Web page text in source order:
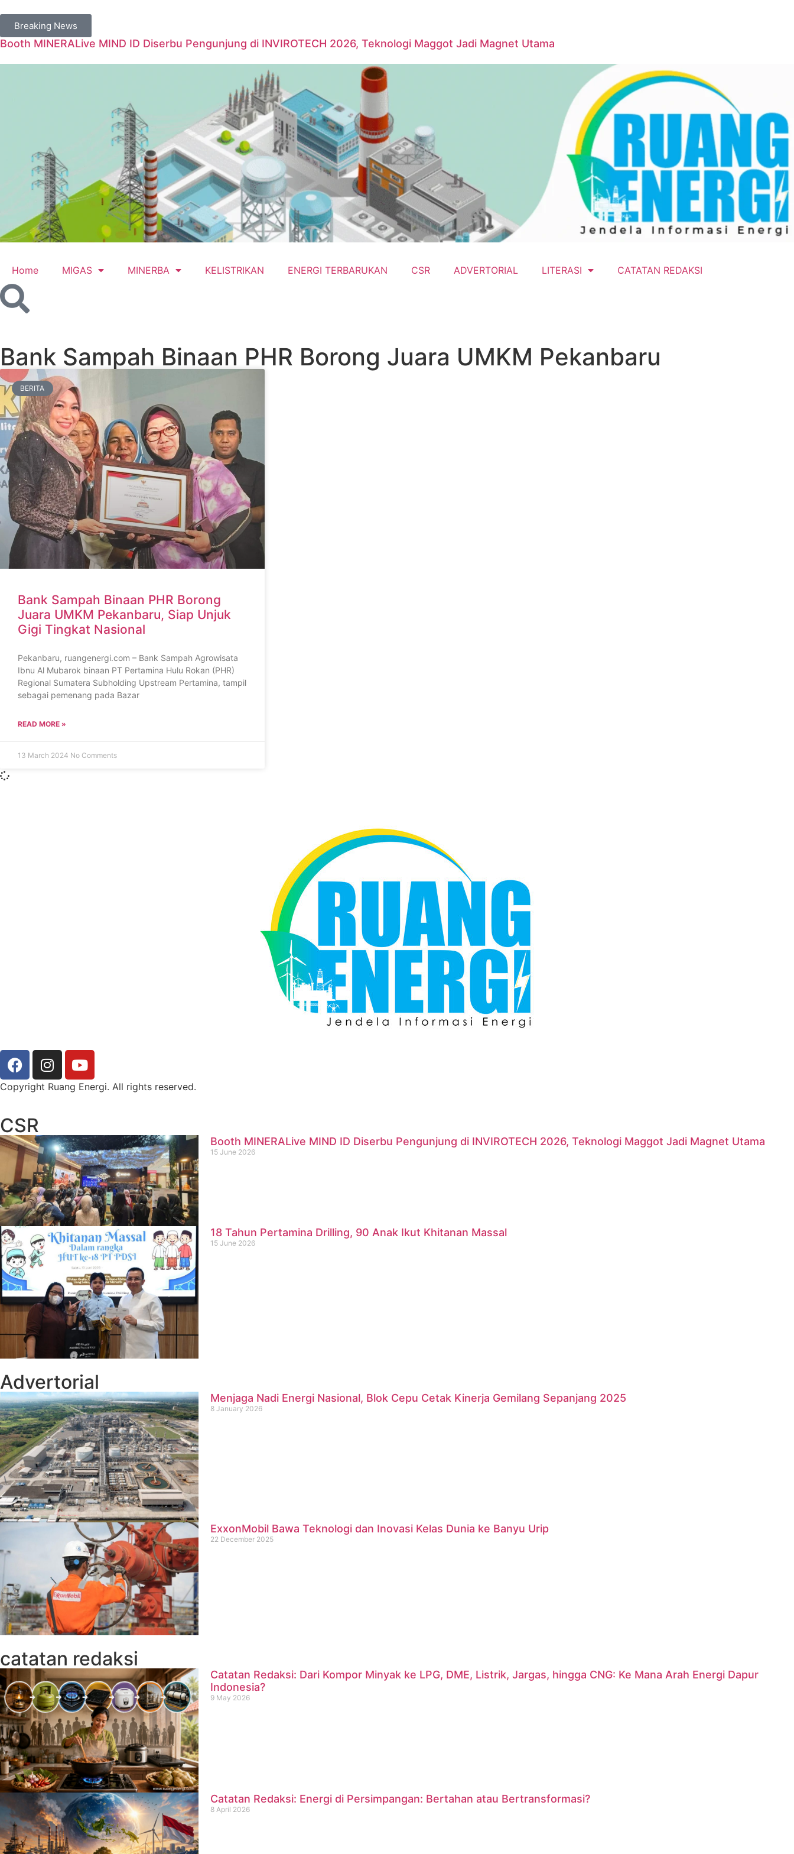
Breaking News
Booth MINERALive MIND ID Diserbu Pengunjung di INVIROTECH 2026, Teknologi Maggot Jadi Magnet Utama
Home MIGAS MINERBA KELISTRIKAN ENERGI TERBARUKAN CSR ADVERTORIAL LITERASI CATATAN REDAKSI
Bank Sampah Binaan PHR Borong Juara UMKM Pekanbaru
BERITA
Bank Sampah Binaan PHR Borong
Juara UMKM Pekanbaru, Siap Unjuk
Gigi Tingkat Nasional
Pekanbaru, ruangenergi.com – Bank Sampah Agrowisata
Ibnu Al Mubarok binaan PT Pertamina Hulu Rokan (PHR)
Regional Sumatera Subholding Upstream Pertamina, tampil
sebagai pemenang pada Bazar
READ MORE »
13 March 2024 No Comments
Copyright Ruang Energi. All rights reserved.
CSR
Booth MINERALive MIND ID Diserbu Pengunjung di INVIROTECH 2026, Teknologi Maggot Jadi Magnet Utama
15 June 2026
18 Tahun Pertamina Drilling, 90 Anak Ikut Khitanan Massal
15 June 2026
Advertorial
Menjaga Nadi Energi Nasional, Blok Cepu Cetak Kinerja Gemilang Sepanjang 2025
8 January 2026
ExxonMobil Bawa Teknologi dan Inovasi Kelas Dunia ke Banyu Urip
22 December 2025
catatan redaksi
Catatan Redaksi: Dari Kompor Minyak ke LPG, DME, Listrik, Jargas, hingga CNG: Ke Mana Arah Energi Dapur
Indonesia?
9 May 2026
Catatan Redaksi: Energi di Persimpangan: Bertahan atau Bertransformasi?
8 April 2026